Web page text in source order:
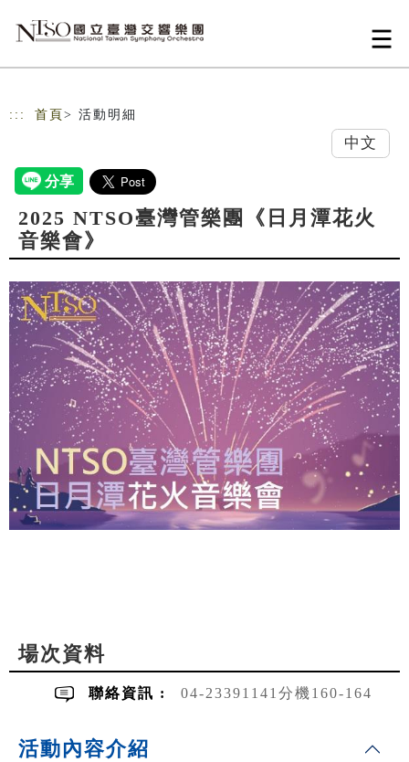
::: 首頁 > 活動明細
中文
2025 NTSO臺灣管樂團《日月潭花火
音樂會》
場次資料
聯絡資訊 : 04-23391141分機160-164
活動內容介紹